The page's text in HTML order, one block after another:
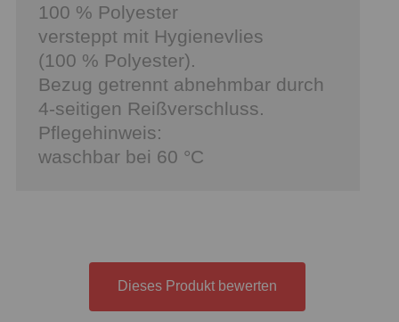
100 % Polyester
versteppt mit Hygienevlies
(100 % Polyester).
Bezug getrennt abnehmbar durch
4-seitigen Reißverschluss.
Pflegehinweis:
waschbar bei 60 °C
Dieses Produkt bewerten